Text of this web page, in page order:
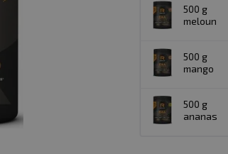
500 g
meloun
500 g
mango
500 g
ananas